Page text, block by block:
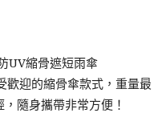
UV縮骨遮短雨傘
歡迎的縮骨傘款式，重量最
隨身攜帶非常方便！